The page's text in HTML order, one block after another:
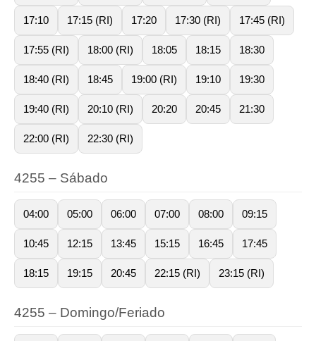
17:10 17:15 (RI) 17:20 17:30 (RI) 17:45 (RI)
17:55 (RI) 18:00 (RI) 18:05 18:15 18:30
18:40 (RI) 18:45 19:00 (RI) 19:10 19:30
19:40 (RI) 20:10 (RI) 20:20 20:45 21:30
22:00 (RI) 22:30 (RI)
4255 – Sábado
04:00 05:00 06:00 07:00 08:00 09:15
10:45 12:15 13:45 15:15 16:45 17:45
18:15 19:15 20:45 22:15 (RI) 23:15 (RI)
4255 – Domingo/Feriado